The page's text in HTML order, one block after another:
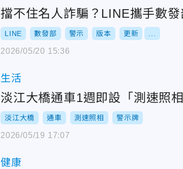
擋不住名人詐騙？LINE攜手數
LINE 數發部 警示 版本 更新
2026/05/20 15:36
生活
淡江大橋通車1週即設「測速照
淡江大橋 通車 測速照相 警示牌
2026/05/19 17:07
健康